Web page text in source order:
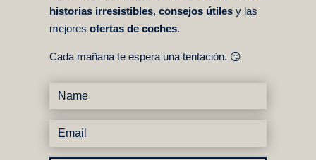
historias irresistibles, consejos útilesy las
mejores ofertas de coches.
Cada mañana te espera una tentación. 😏